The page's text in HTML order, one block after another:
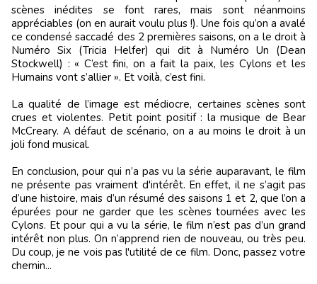
scènes inédites se font rares, mais sont néanmoins
appréciables (on en aurait voulu plus !). Une fois qu’on a avalé
ce condensé saccadé des 2 premières saisons, on a le droit à
Numéro Six (Tricia Helfer) qui dit à Numéro Un (Dean
Stockwell) : « C’est fini, on a fait la paix, les Cylons et les
Humains vont s’allier ». Et voilà, c’est fini.
La qualité de l’image est médiocre, certaines scènes sont
crues et violentes. Petit point positif : la musique de Bear
McCreary. A défaut de scénario, on a au moins le droit à un
joli fond musical.
En conclusion, pour qui n’a pas vu la série auparavant, le film
ne présente pas vraiment d'intérêt. En effet, il ne s’agit pas
d’une histoire, mais d’un résumé des saisons 1 et 2, que l’on a
épurées pour ne garder que les scènes tournées avec les
Cylons. Et pour qui a vu la série, le film n’est pas d’un grand
intérêt non plus. On n’apprend rien de nouveau, ou très peu.
Du coup, je ne vois pas l'utilité de ce film. Donc, passez votre
chemin...